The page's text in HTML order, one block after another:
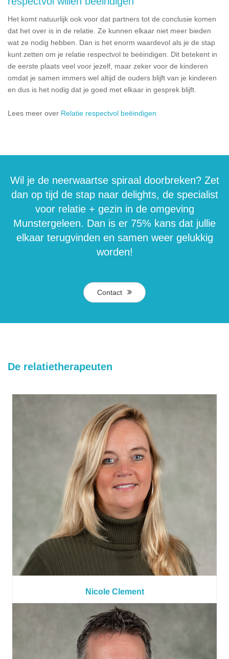
Het komt natuurlijk ook voor dat partners tot de conclusie komen
dat het over is in de relatie. Ze kunnen elkaar niet meer bieden
wat ze nodig hebben. Dan is het enorm waardevol als je de stap
kunt zetten om je relatie respectvol te beëindigen. Dit betekent in
de eerste plaats veel voor jezelf, maar zeker voor de kinderen
omdat je samen immers wel altijd de ouders blijft van je kinderen
en dus is het nodig dat je goed met elkaar in gesprek blijft.
Lees meer over Relatie respectvol beëindigen
Wil je de neerwaartse spiraal doorbreken? Zet
dan op tijd de stap naar delights, de specialist
voor relatie + gezin in de omgeving
Munstergeleen. Dan is er 75% kans dat jullie
elkaar terugvinden en samen weer gelukkig
worden!
Contact
De relatietherapeuten
Nicole Clement